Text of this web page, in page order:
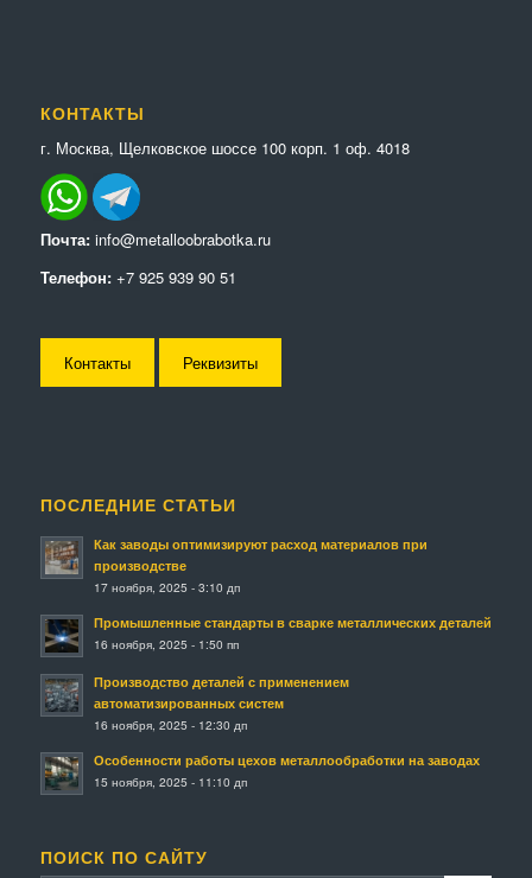
КОНТАКТЫ
г. Москва, Щелковское шоссе 100 корп. 1 оф. 4018
Почта: info@metalloobrabotka.ru
Телефон: +7 925 939 90 51
Контакты Реквизиты
ПОСЛЕДНИЕ СТАТЬИ
Как заводы оптимизируют расход материалов при
производстве
17 ноября, 2025 - 3:10 дп
Промышленные стандарты в сварке металлических деталей
16 ноября, 2025 - 1:50 пп
Производство деталей с применением
автоматизированных систем
16 ноября, 2025 - 12:30 дп
Особенности работы цехов металлообработки на заводах
15 ноября, 2025 - 11:10 дп
ПОИСК ПО САЙТУ